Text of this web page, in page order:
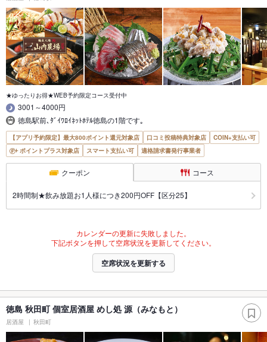
★ゆったりお得★WEB予約限定コース受付中
3001～4000円
徳島駅前､ﾀﾞｲﾜﾛｲﾈｯﾄﾎﾃﾙ徳島の1階です｡
【アプリ予約限定】最大800ポイント還元対象店 口コミ投稿特典対象店
COIN+支払い可
ポイントプラス対象店
スマート支払い可 適格請求書発行事業者
クーポン コース
2時間制★飲み放題お1人様につき200円OFF【区分25】
カレンダーの更新に失敗しました。
下記ボタンを押して空席状況を更新してください。
空席状況を更新する
徳島 秋田町 個室居酒屋 めし処 源（みなもと）
居酒屋 秋田町